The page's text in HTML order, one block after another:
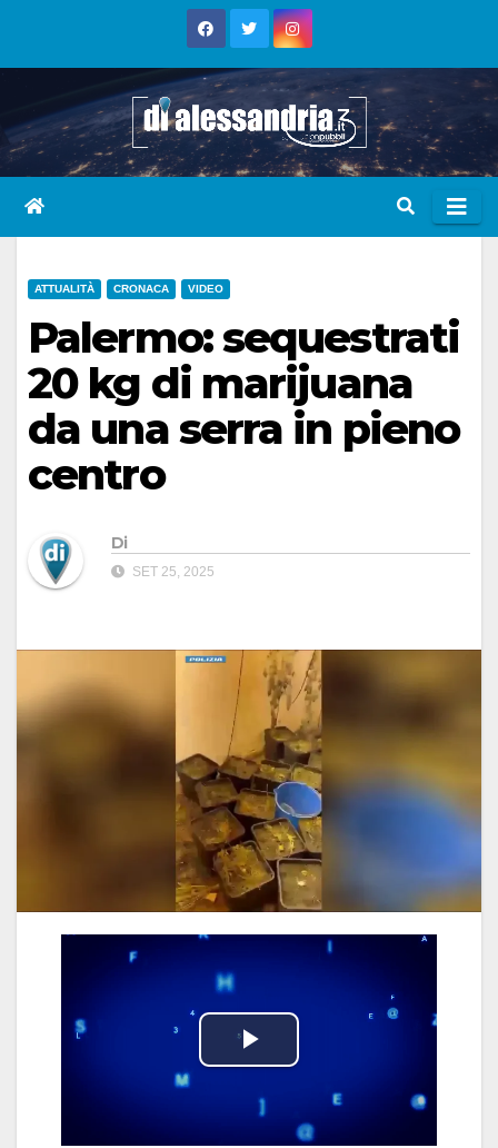
ATTUALITÀ CRONACA VIDEO
Palermo: sequestrati
20 kg di marijuana
da una serra in pieno
centro
Di
SET 25, 2025
P
l